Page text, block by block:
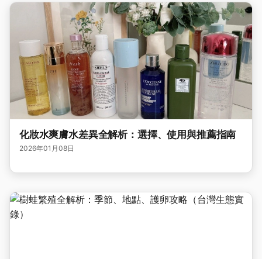
化妝水爽膚水差異全解析：選擇、使用與推薦指南
2026年01月08日